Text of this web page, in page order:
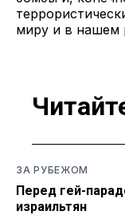
миру и в нашем
ЗА РУБЕЖОМ
Перед гей-
израильтян